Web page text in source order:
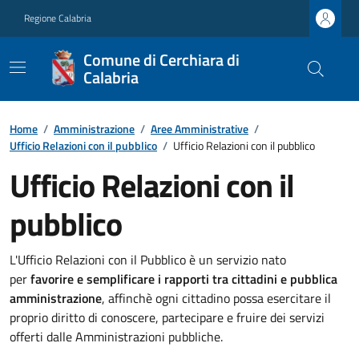
Regione Calabria
Comune di Cerchiara di
Calabria
Home / Amministrazione / Aree Amministrative /
Ufficio Relazioni con il pubblico / Ufficio Relazioni con il pubblico
Ufficio Relazioni con il
pubblico
L'Ufficio Relazioni con il Pubblico è un servizio nato
perfavorire e semplificare i rapporti tra cittadini e pubblica
amministrazione, affinchè ogni cittadino possa esercitare il
proprio diritto di conoscere, partecipare e fruire dei servizi
offerti dalle Amministrazioni pubbliche.